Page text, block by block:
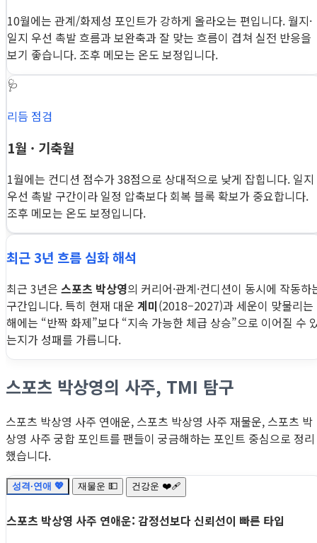
10월에는 관계/화제성 포인트가 강하게 올라오는 편입니다. 월지·
일지 우선 촉발 흐름과 보완축과 잘 맞는 흐름이 겹쳐 실전 반응을
보기 좋습니다. 조후 메모는 온도 보정입니다.
🩺
리듬 점검
1월 · 기축월
1월에는 컨디션 점수가 38점으로 상대적으로 낮게 잡힙니다. 일지
우선 촉발 구간이라 일정 압축보다 회복 블록 확보가 중요합니다.
조후 메모는 온도 보정입니다.
최근 3년 흐름 심화 해석
최근 3년은 스포츠 박상영의 커리어·관계·컨디션이 동시에 작동하
구간입니다. 특히 현재 대운 계미(2018–2027)과 세운이 맞물리는
해에는 “반짝 화제”보다 “지속 가능한 체급 상승”으로 이어질 수
는지가 성패를 가릅니다.
스포츠 박상영의 사주, TMI 탐구
스포츠 박상영 사주 연애운, 스포츠 박상영 사주 재물운, 스포츠 박
상영 사주 궁합 포인트를 팬들이 궁금해하는 포인트 중심으로 정리
했습니다.
성격·연애 💖 재물운 💵 건강운 ❤️‍🩹
스포츠 박상영 사주 연애운: 감정선보다 신뢰선이 빠른 타입